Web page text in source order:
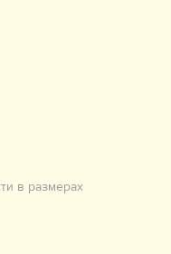
в размерах